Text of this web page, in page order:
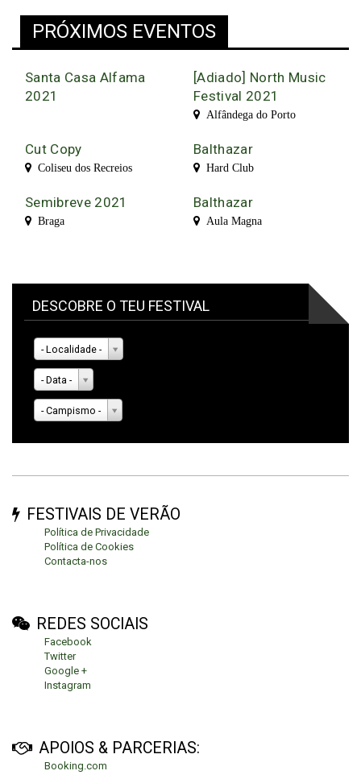
PRÓXIMOS EVENTOS
Santa Casa Alfama
2021
[Adiado] North Music
Festival 2021
Alfândega do Porto
Cut Copy
Coliseu dos Recreios
Balthazar
Hard Club
Semibreve 2021
Braga
Balthazar
Aula Magna
DESCOBRE O TEU FESTIVAL
- Localidade -
- Data -
- Campismo -
FESTIVAIS DE VERÃO
Política de Privacidade
Política de Cookies
Contacta-nos
REDES SOCIAIS
Facebook
Twitter
Google +
Instagram
APOIOS & PARCERIAS:
Booking.com